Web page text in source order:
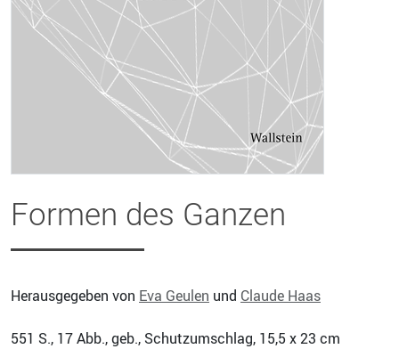
Formen des Ganzen
Herausgegeben von Eva Geulen und Claude Haas
551 S., 17 Abb., geb., Schutzumschlag, 15,5 x 23 cm